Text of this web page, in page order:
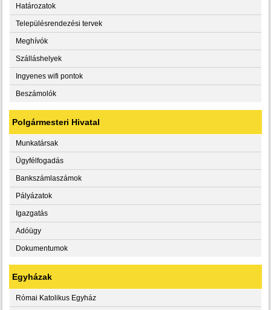
Határozatok
Településrendezési tervek
Meghívók
Szálláshelyek
Ingyenes wifi pontok
Beszámolók
Polgármesteri Hivatal
Munkatársak
Ügyfélfogadás
Bankszámlaszámok
Pályázatok
Igazgatás
Adóügy
Dokumentumok
Egyházak
Római Katolikus Egyház